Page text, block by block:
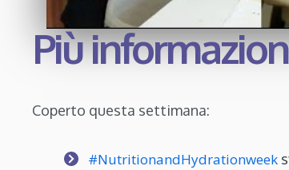
Più
Coperto questa settimana:
#NutritionandHydrationweek